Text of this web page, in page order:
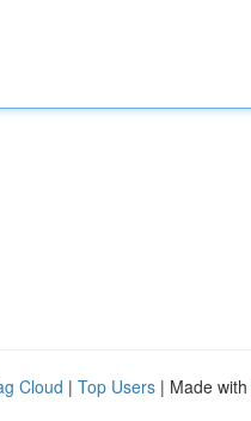
Cloud | Top Users | Made with